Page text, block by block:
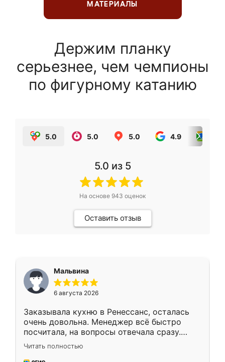
МАТЕРИАЛЫ
Держим планку
серьезнее, чем чемпионы
по фигурному катанию
5.0 5.0 5.0 4.9
5.0 из 5
На основе 943 оценок
Оставить отзыв
Мальвина
6 августа 2026
Заказывала кухню в Ренессанс, осталась
очень довольна. Менеджер всё быстро
посчитала, на вопросы отвечала сразу.
Замерщик приехал в субботу, подошёл к
делу со всей ответственностью. Собрали
Читать полностью